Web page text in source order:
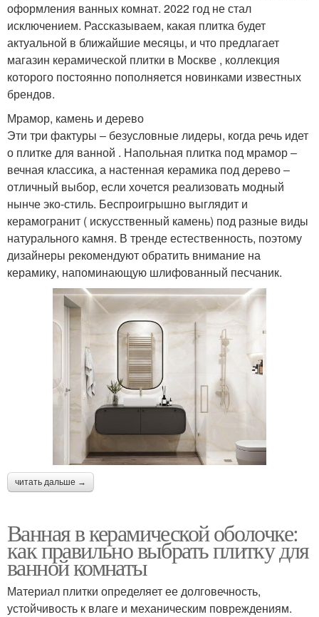
оформления ванных комнат. 2022 год не стал
исключением. Рассказываем, какая плитка будет
актуальной в ближайшие месяцы, и что предлагает
магазин керамической плитки в Москве , коллекция
которого постоянно пополняется новинками известных
брендов.
Мрамор, камень и дерево
Эти три фактуры ‒ безусловные лидеры, когда речь идет
о плитке для ванной . Напольная плитка под мрамор ‒
вечная классика, а настенная керамика под дерево ‒
отличный выбор, если хочется реализовать модный
нынче эко-стиль. Беспроигрышно выглядит и
керамогранит ( искусственный камень) под разные виды
натурального камня. В тренде естественность, поэтому
дизайнеры рекомендуют обратить внимание на
керамику, напоминающую шлифованный песчаник.
читать дальше →
Ванная в керамической оболочке:
как правильно выбрать плитку для
ванной комнаты
Материал плитки определяет ее долговечность,
устойчивость к влаге и механическим повреждениям.